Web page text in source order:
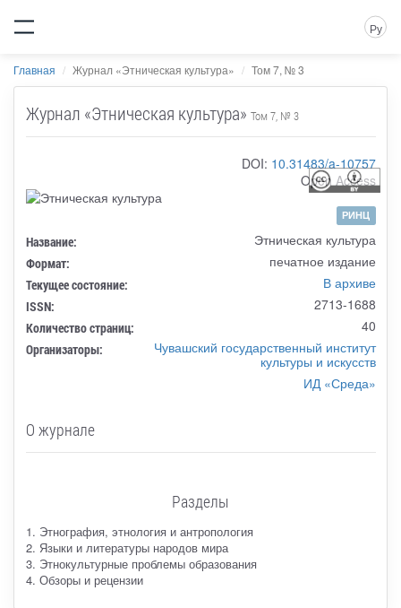
Ру
Главная Журнал «Этническая культура» Том 7, № 3
Журнал «Этническая культура» Том 7, № 3
DOI: 10.31483/a-10757
Open Access
РИНЦ
Название: Этническая культура
Формат: печатное издание
Текущее состояние: В архиве
ISSN: 2713-1688
Количество страниц: 40
Организаторы:
Чувашский государственный институт
культуры и искусств
ИД «Среда»
О журнале
Разделы
1. Этнография, этнология и антропология
2. Языки и литературы народов мира
3. Этнокультурные проблемы образования
4. Обзоры и рецензии